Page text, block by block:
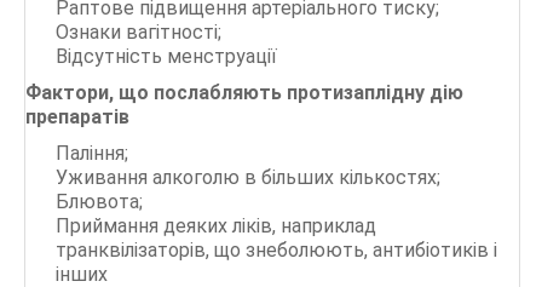
Раптове підвищення артеріального тиску;
Ознаки вагітності;
Відсутність менструації
Фактори, що послабляють протизаплідну дію
препаратів
Паління;
Уживання алкоголю в більших кількостях;
Блювота;
Приймання деяких ліків, наприклад
транквілізаторів, що знеболюють, антибіотиків і
інших